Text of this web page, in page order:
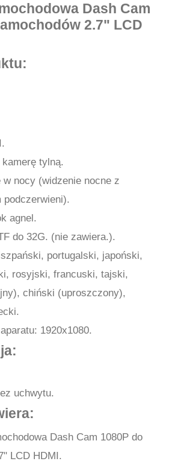
Dash Cam
2.7" LCD
kamerę tylną.
nocy (widzenie nocne z
agnel.
do 32G. (nie zawiera.).
portugalski, japoński,
rosyjski, francuski, tajski,
chiński (uproszczony),
1920x1080.
uchwytu.
Dash Cam 1080P do
LCD HDMI.